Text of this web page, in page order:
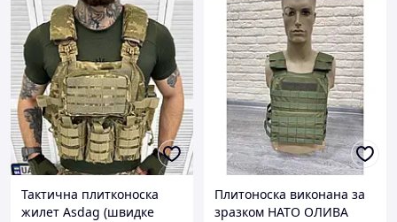
Тактична плитконоска
жилет Asdag (швидке
Плитоноска виконана за
зразком НАТО ОЛИВА